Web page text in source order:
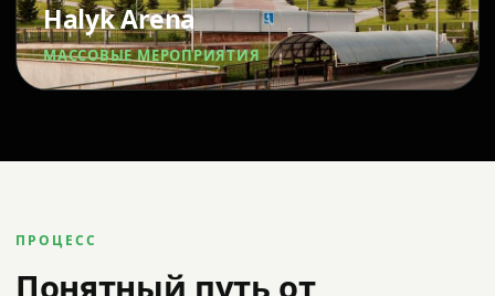
Halyk Arena
МАССОВЫЕ МЕРОПРИЯТИЯ
ПРОЦЕСС
Понятный путь от